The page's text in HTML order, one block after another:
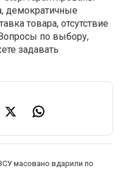
демократичные
товара, отсутствие
по выбору,
задавать
масовано вдарили по